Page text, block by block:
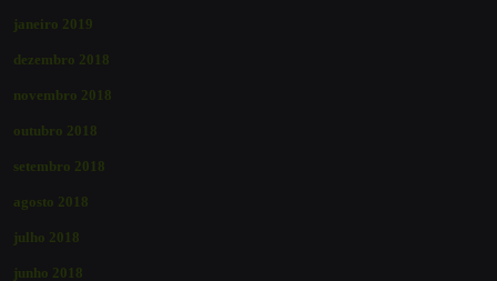
janeiro 2019
dezembro 2018
novembro 2018
outubro 2018
setembro 2018
agosto 2018
julho 2018
junho 2018